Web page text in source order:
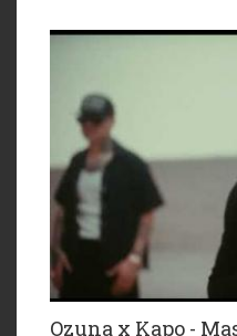
Ozuna x Kapo -